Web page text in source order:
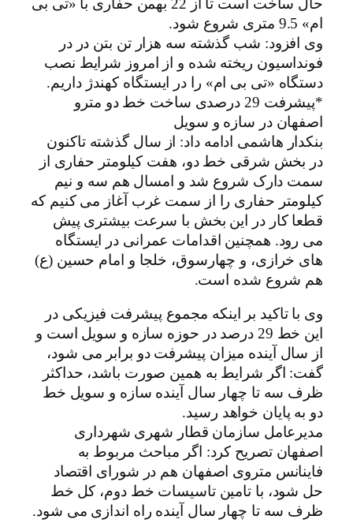
حال ساخت است تا از 22 بهمن حفاری با «تی بی
ام» 9.5 متری شروع شود.
وی افزود: شب گذشته سه هزار تن بتن در در
فونداسیون ریخته شده و از امروز شرایط نصب
دستگاه «تی بی ام» را در ایستگاه کهندژ داریم.
*پیشرفت 29 درصدی ساخت خط دو مترو
اصفهان در سازه و سویل
بنکدار هاشمی ادامه داد: از سال گذشته تاکنون
در بخش شرقی خط دو، هفت کیلومتر حفاری از
سمت دارک شروع شد و امسال هم سه و نیم
کیلومتر حفاری را از سمت غرب آغاز می کنیم که
قطعا کار در این بخش با سرعت بیشتری پیش
می رود. همچنین اقدامات عمرانی در ایستگاه
های خرازی، و چهارسوق، خلجا و امام حسین (ع)
هم شروع شده است.
وی با تاکید بر اینکه مجموع پیشرفت فیزیکی در
این خط 29 درصد در حوزه سازه و سویل است و
از سال آینده میزان پیشرفت دو برابر می شود،
گفت: اگر شرایط به همین صورت باشد، حداکثر
ظرف سه تا چهار سال آینده سازه و سویل خط
دو به پایان خواهد رسید.
مدیرعامل سازمان قطار شهری شهرداری
اصفهان تصریح کرد: اگر مباحث مربوط به
فاینانس متروی اصفهان هم در شورای اقتصاد
حل شود، با تامین تاسیسات خط دوم، کل خط
ظرف سه تا چهار سال آینده راه اندازی می شود.